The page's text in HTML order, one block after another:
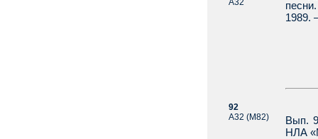
А32
1989.
92
А32 (М82)
Вып.
НЛА